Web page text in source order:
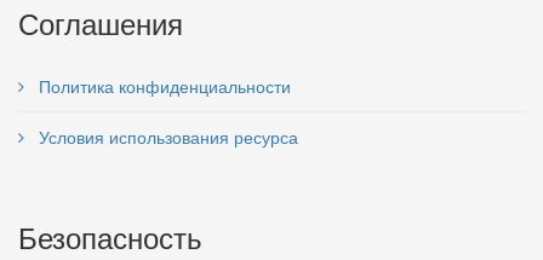
Соглашения
Политика конфиденциальности
Условия использования ресурса
Безопасность